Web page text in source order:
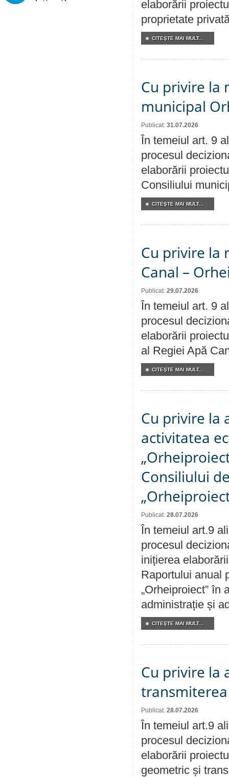
elaborării
proprietate
CITEŞTE MAI MULT...
Cu privire la
municipal
Publicat: 31.07.2026
În temeiul art. 9
procesul
elaborării
Consiliului
CITEŞTE MAI MULT...
Cu privire la
Canal –
Publicat: 29.07.2026
În temeiul art. 9
procesul
elaborării
al Regiei Apă
CITEŞTE MAI MULT...
Cu privire la
activitatea
Consiliului
Publicat: 28.07.2026
În temeiul art.9
procesul
inițierea
Raportului anual
„Orheiproiect” în
administrație și
CITEŞTE MAI MULT...
Cu privire la
Publicat: 28.07.2026
În temeiul art.9
procesul
elaborării
geometric și